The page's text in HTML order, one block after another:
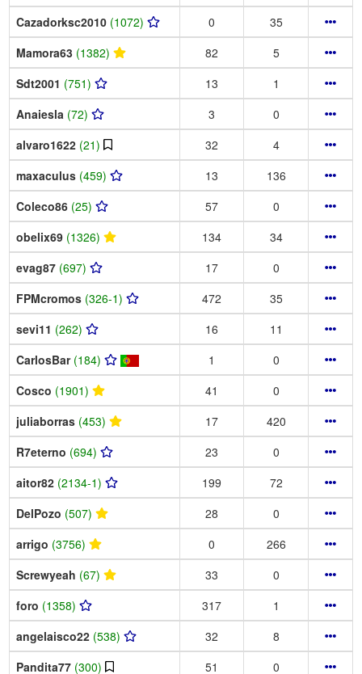
Cazadorksc2010 (1072) 0
35
Mamora63 (1382) 82
5
Sdt2001 (751) 13
1
Anaiesla (72) 3
0
alvaro1622 (21) 32
4
maxaculus (459) 13
136
Coleco86 (25) 57
0
obelix69 (1326) 134
34
evag87 (697) 17
0
FPMcromos (326-1) 472
35
sevi11 (262) 16
11
CarlosBar (184) 1
0
Cosco (1901) 41
0
juliaborras (453) 17
420
R7eterno (694) 23
0
aitor82 (2134-1) 199
72
DelPozo (507) 28
0
arrigo (3756) 0
266
Screwyeah (67) 33
0
foro (1358) 317
1
angelaisco22 (538) 32
8
Pandita77 (300) 51 0